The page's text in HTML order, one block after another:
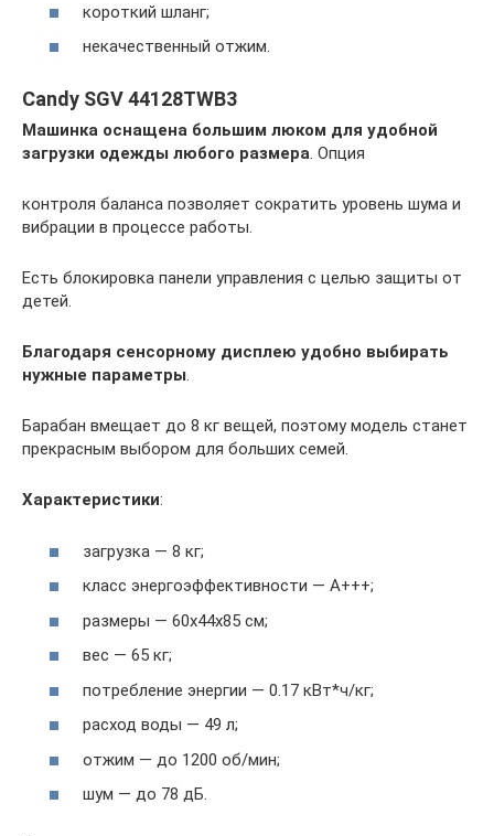
короткий шланг;
некачественный отжим.
Candy SGV 44128TWB3
Машинка оснащена большим люком для удобной
загрузки одежды любого размера. Опция
контроля баланса позволяет сократить уровень шума и
вибрации в процессе работы.
Есть блокировка панели управления с целью защиты от
детей.
Благодаря сенсорному дисплею удобно выбирать
нужные параметры.
Барабан вмещает до 8 кг вещей, поэтому модель станет
прекрасным выбором для больших семей.
Характеристики:
загрузка — 8 кг;
класс энергоэффективности — А+++;
размеры — 60x44x85 см;
вес — 65 кг;
потребление энергии — 0.17 кВт*ч/кг;
расход воды — 49 л;
отжим — до 1200 об/мин;
шум — до 78 дБ.